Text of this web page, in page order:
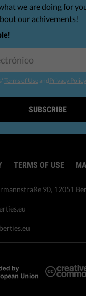
we are doing for
our achivements!
Terms of Use andPrivacy Policy
SUBSCRIBE
TERMS OF USE
90, 12051